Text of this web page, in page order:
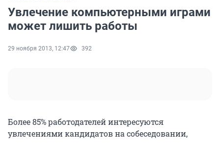
Увлечение компьютерными играми
может лишить работы
29 ноября 2013, 12:47 392
Более 85% работодателей интересуются
увлечениями кандидатов на собеседовании,